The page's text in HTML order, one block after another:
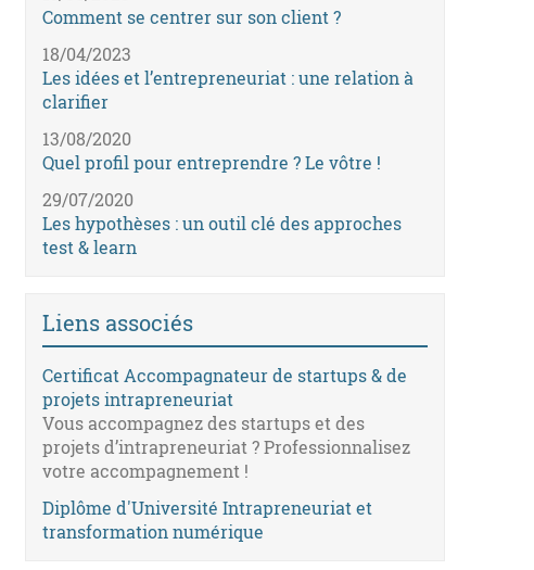
Comment se centrer sur son client ?
18/04/2023
Les idées et l’entrepreneuriat : une relation à
clarifier
13/08/2020
Quel profil pour entreprendre ? Le vôtre !
29/07/2020
Les hypothèses : un outil clé des approches
test & learn
Liens associés
Certificat Accompagnateur de startups & de
projets intrapreneuriat
Vous accompagnez des startups et des
projets d’intrapreneuriat ? Professionnalisez
votre accompagnement !
Diplôme d'Université Intrapreneuriat et
transformation numérique